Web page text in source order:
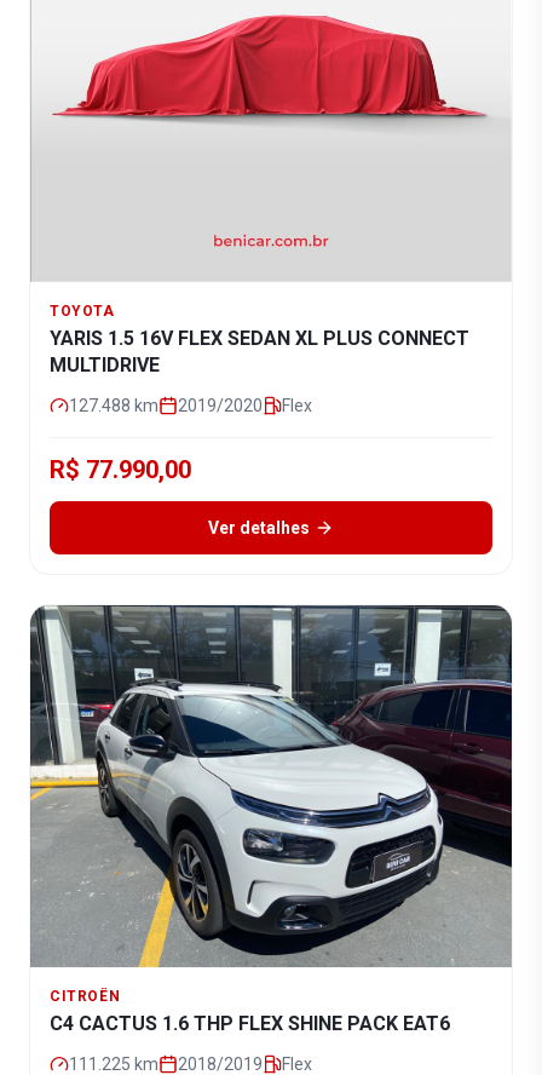
TOYOTA
YARIS 1.5 16V FLEX SEDAN XL PLUS CONNECT
MULTIDRIVE
127.488 km 2019/2020 Flex
R$ 77.990,00
Ver detalhes
CITROËN
C4 CACTUS 1.6 THP FLEX SHINE PACK EAT6
111.225 km 2018/2019 Flex